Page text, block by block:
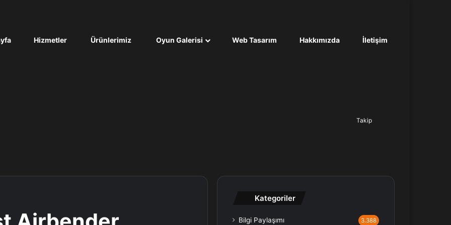
Hizmetler Ürünlerimiz Oyun Galerisi Web Tasarım Hakkımızda İletişim
Takip
Kategoriler
Bilgi Paylaşımı 3.388